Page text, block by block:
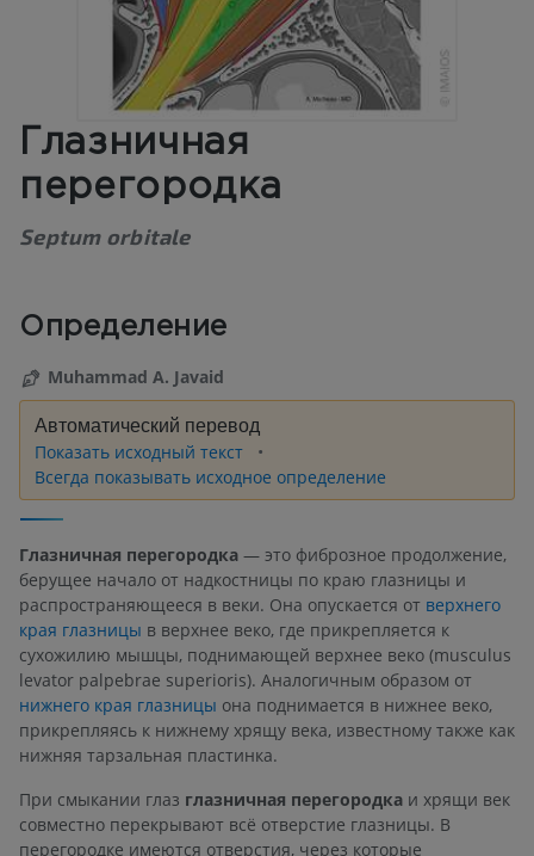
Глазничная
перегородка
Septum orbitale
Определение
Muhammad A. Javaid
Автоматический перевод
Показать исходный текст
Всегда показывать исходное определение
Глазничная перегородка — это фиброзное продолжение,
берущее начало от надкостницы по краю глазницы и
распространяющееся в веки. Она опускается от верхнего
края глазницы в верхнее веко, где прикрепляется к
сухожилию мышцы, поднимающей верхнее веко (musculus
levator palpebrae superioris). Аналогичным образом от
нижнего края глазницы она поднимается в нижнее веко,
прикрепляясь к нижнему хрящу века, известному также как
нижняя тарзальная пластинка.
При смыкании глаз глазничная перегородка и хрящи век
совместно перекрывают всё отверстие глазницы. В
перегородке имеются отверстия, через которые